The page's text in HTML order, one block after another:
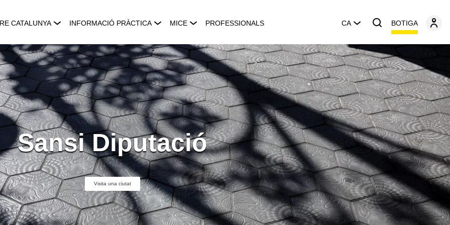
CATALUNYA INFORMACIÓ PRÀCTICA MICE PROFESSIONALS CA BOTIGA
Sansi Diputació
Visita una ciutat